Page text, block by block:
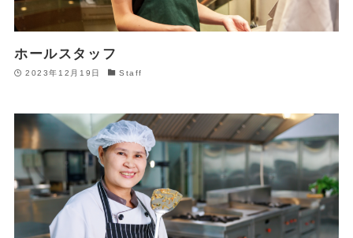
ホールスタッフ
2023年12月19日 Staff